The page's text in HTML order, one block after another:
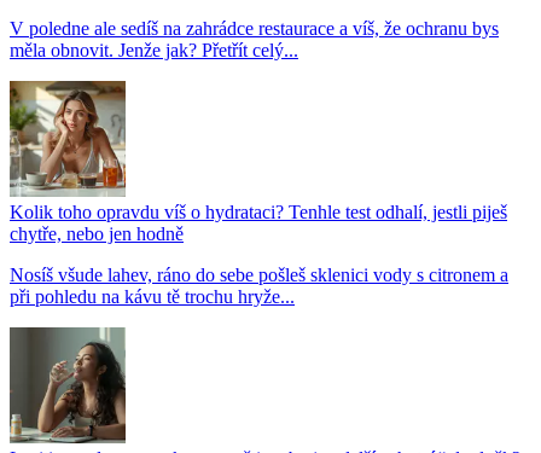
V poledne ale sedíš na zahrádce restaurace a víš, že ochranu bys
měla obnovit. Jenže jak? Přetřít celý...
Kolik toho opravdu víš o hydrataci? Tenhle test odhalí, jestli piješ
chytře, nebo jen hodně
Nosíš všude lahev, ráno do sebe pošleš sklenici vody s citronem a
při pohledu na kávu tě trochu hryže...